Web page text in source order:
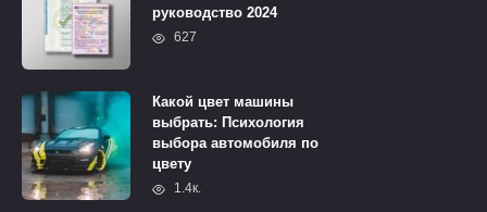
руководство 2024
627
Какой цвет машины
выбрать: Психология
выбора автомобиля по
цвету
1.4к.